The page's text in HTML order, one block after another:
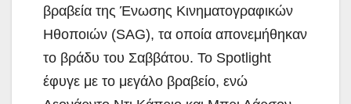
βραβεία της Ένωσης Κινηματογραφικών
Ηθοποιών (SAG), τα οποία απονεμήθηκαν
το βράδυ του Σαββάτου. Το Spotlight
έφυγε με το μεγάλο βραβείο, ενώ